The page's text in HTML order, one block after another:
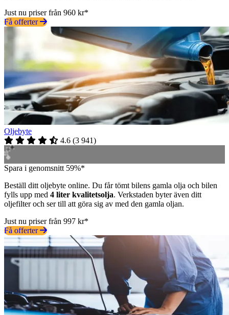
Just nu priser från 960 kr*
Få offerter
Oljebyte
4.6 (3 941)
Spara i genomsnitt 59%*
Beställ ditt oljebyte online. Du får tömt bilens gamla olja och bilen
fylls upp med 4 liter kvalitetsolja. Verkstaden byter även ditt
oljefilter och ser till att göra sig av med den gamla oljan.
Just nu priser från 997 kr*
Få offerter